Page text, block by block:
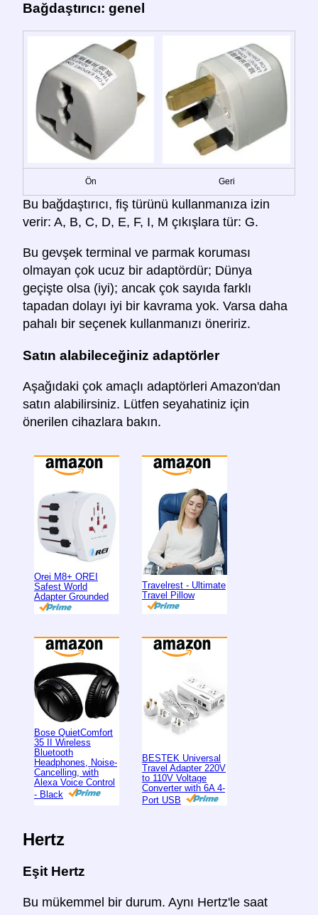
Bağdaştırıcı: genel
Ön Geri
Bu bağdaştırıcı, fiş türünü kullanmanıza izin
verir: A, B, C, D, E, F, I, M çıkışlara tür: G.
Bu gevşek terminal ve parmak koruması
olmayan çok ucuz bir adaptördür; Dünya
geçişte olsa (iyi); ancak çok sayıda farklı
tapadan dolayı iyi bir kavrama yok. Varsa daha
pahalı bir seçenek kullanmanızı öneririz.
Satın alabileceğiniz adaptörler
Aşağıdaki çok amaçlı adaptörleri Amazon'dan
satın alabilirsiniz. Lütfen seyahatiniz için
önerilen cihazlara bakın.
Orei M8+ OREI
Safest World
Adapter Grounded
Travelrest - Ultimate
Travel Pillow
Bose QuietComfort
35 II Wireless
Bluetooth
Headphones, Noise-
Cancelling, with
Alexa Voice Control
- Black
BESTEK Universal
Travel Adapter 220V
to 110V Voltage
Converter with 6A 4-
Port USB
Hertz
Eşit Hertz
Bu mükemmel bir durum. Aynı Hertz'le saat